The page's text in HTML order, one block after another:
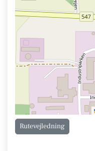
Rutevejledning